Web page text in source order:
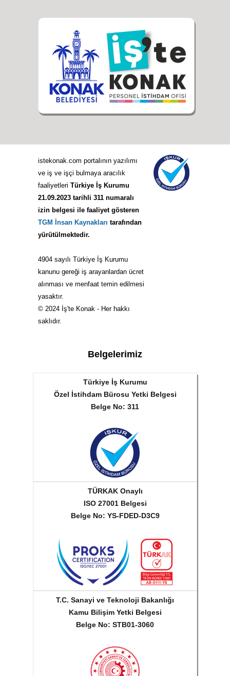
istekonak.com portalının yazılımı
ve iş ve işçi bulmaya aracılık
faaliyetleri Türkiye İş Kurumu
21.09.2023 tarihli 311 numaralı
izin belgesi ile faaliyet gösteren
TGM İnsan Kaynakları tarafından
yürütülmektedir.
4904 sayılı Türkiye İş Kurumu
kanunu gereği iş arayanlardan ücret
alınması ve menfaat temin edilmesi
yasaktır.
© 2024 İş'te Konak - Her hakkı
saklıdır.
Belgelerimiz
Türkiye İş Kurumu
Özel İstihdam Bürosu Yetki Belgesi
Belge No: 311
TÜRKAK Onaylı
ISO 27001 Belgesi
Belge No: YS-FDED-D3C9
T.C. Sanayi ve Teknoloji Bakanlığı
Kamu Bilişim Yetki Belgesi
Belge No: STB01-3060